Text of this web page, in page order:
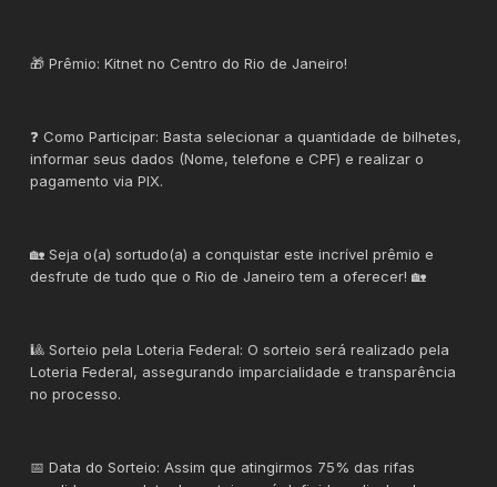
🎁 Prêmio: Kitnet no Centro do Rio de Janeiro!
❓ Como Participar: Basta selecionar a quantidade de bilhetes,
informar seus dados (Nome, telefone e CPF) e realizar o
pagamento via PIX.
🏡 Seja o(a) sortudo(a) a conquistar este incrível prêmio e
desfrute de tudo que o Rio de Janeiro tem a oferecer! 🏡
🎱 Sorteio pela Loteria Federal: O sorteio será realizado pela
Loteria Federal, assegurando imparcialidade e transparência
no processo.
📅 Data do Sorteio: Assim que atingirmos 75% das rifas